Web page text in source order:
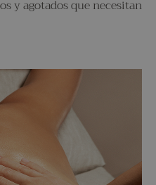
y agotados que necesitan